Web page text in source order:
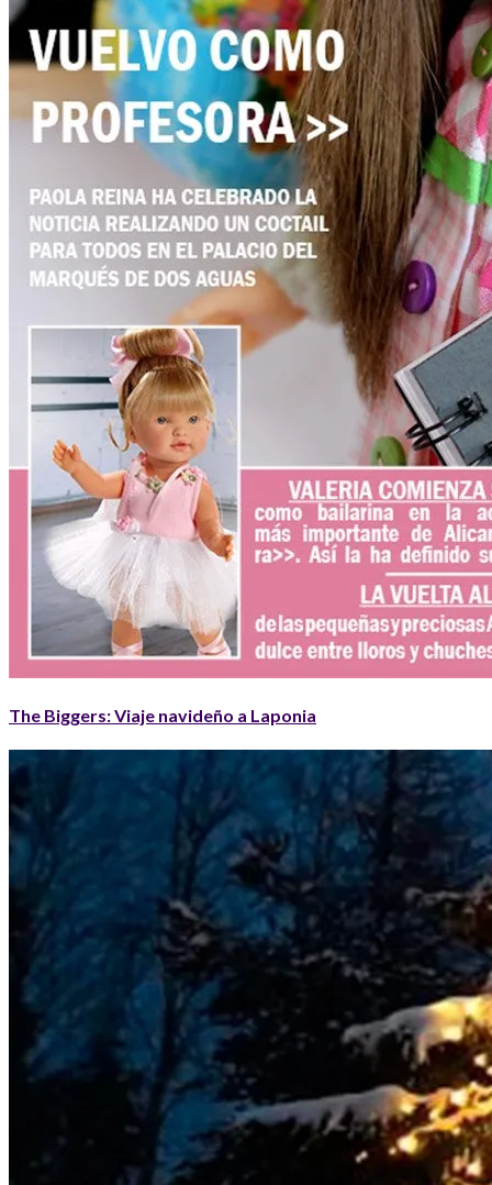
The Biggers: Viaje navideño a Laponia